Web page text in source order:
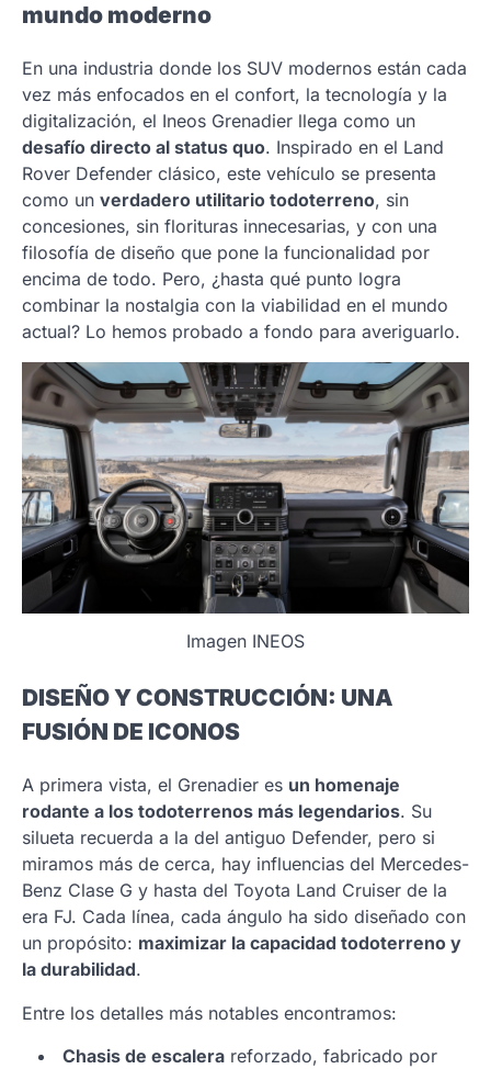
mundo moderno
En una industria donde los SUV modernos están cada
vez más enfocados en el confort, la tecnología y la
digitalización, el Ineos Grenadier llega como un
desafío directo al status quo. Inspirado en el Land
Rover Defender clásico, este vehículo se presenta
como un verdadero utilitario todoterreno, sin
concesiones, sin florituras innecesarias, y con una
filosofía de diseño que pone la funcionalidad por
encima de todo. Pero, ¿hasta qué punto logra
combinar la nostalgia con la viabilidad en el mundo
actual? Lo hemos probado a fondo para averiguarlo.
Imagen INEOS
DISEÑO Y CONSTRUCCIÓN: UNA
FUSIÓN DE ICONOS
A primera vista, el Grenadier es un homenaje
rodante a los todoterrenos más legendarios. Su
silueta recuerda a la del antiguo Defender, pero si
miramos más de cerca, hay influencias del Mercedes-
Benz Clase G y hasta del Toyota Land Cruiser de la
era FJ. Cada línea, cada ángulo ha sido diseñado con
un propósito: maximizar la capacidad todoterreno y
la durabilidad.
Entre los detalles más notables encontramos:
Chasis de escalera reforzado, fabricado por